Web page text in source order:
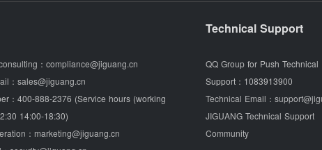
： compliance@jiguang.cn
： sales@jiguang.cn
： 400-888-2376 (Service hours (working
14:00-18:30)
： marketing@jiguang.cn
Technical Support
QQ Group for Push Technical
Support： 1083913900
Technical Email：
JIGUANG Technical Support
Community